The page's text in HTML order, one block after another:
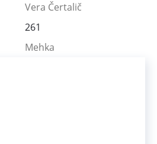
Vera Čertalič
261
Mehka